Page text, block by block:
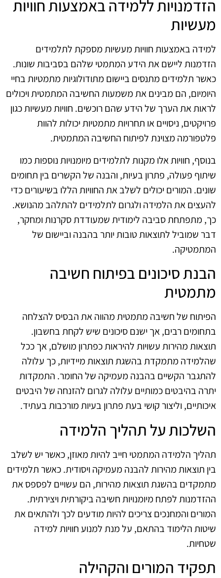
הזדמנויות ללמידה באמצעות חוויות
מעשיות
למידה באמצעות חוויות מעשיות מספקת לתלמידים
הזדמנות ליישם את הידע המתמטי שלהם בסביבות שונות.
כאשר תלמידים מתנסים ביישום מתודולוגיות מתמטיות בחיי
היומיום, הם מבינים את משמעות החשיבה המתמטית ויכולים
לראות את הערך של הידע שהם רוכשים. חוויות מעשיות כגון
פרויקטים, ניסויים או תחרויות מתמטיות יכולות להוות
פלטפורמה מצוינת לפיתוח החשיבה המתמטית.
בנוסף, חוויות אלו מקנות לתלמידים מיומנויות נוספות כמו
שיתוף פעולה, פתרון בעיות, והבנה של הקשרים בין תחומים
שונים. המורים יכולים לשלב את החוויות הללו בשיעורים כדי
להעצים את הלמידה ולגרום לתלמידים להתלהב מהנושא.
כך, מתפתחת סביבה לימודית שמעודדת סקרנות ומחקר,
דבר שמוביל לתוצאות טובות יותר בהבנה וביישום של
המתמטיקה.
הבנת סיכונים בפיתוח חשיבה
מתמטית
הפיתוח של חשיבה מתמטית מהווה את הבסיס להצלחה
בתחומים רבים, אך ישנם סיכונים שיש לקחת בחשבון.
תוצאות מהירות עשויות להיראות כפתרון מושלם, אך ככל
שהלמידה מתמקדת בהשגת תוצאות מיידיות, כך עלולה
להתגבר הקשיים בהבנה מעמיקה של החומר. התמקדות
יתרה בהיבטים כמותיים עלולה לגרום להזנחה של היבטים
איכותיים, וליצור קושי בעת פתרון בעיות מורכבות בעתיד.
השלכות על תהליך הלמידה
תהליך הלמידה המתמטי חייב להיות מאוזן, כאשר יש לשלב
בין תוצאות מהירות להבנה מעמיקה ויסודית. כאשר תלמידים
מתמקדים בהשגת תוצאות מהירות, הם עשויים לפספס את
ההזדמנות לפתח מיומנויות חשיבה ביקורתית ויצירתית.
המורים והמחנכים צריכים להיות מודעים לכך ולהתאים את
שיטות הלימוד בהתאם, על מנת למנוע חוויות למידה
שטחיות.
תפקיד המורים והקהילה